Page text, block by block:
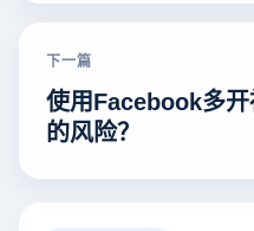
下一篇
使用Facebook多
的风险？